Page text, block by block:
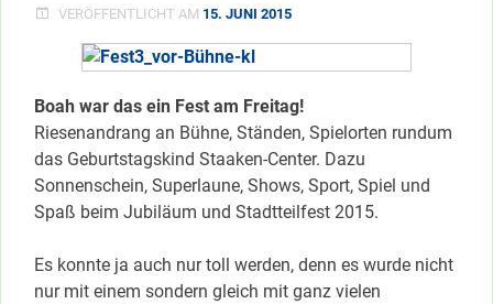
VERÖFFENTLICHT AM 15. JUNI 2015
Boah war das ein Fest am Freitag!
Riesenandrang an Bühne, Ständen, Spielorten rundum
das Geburtstagskind Staaken-Center. Dazu
Sonnenschein, Superlaune, Shows, Sport, Spiel und
Spaß beim Jubiläum und Stadtteilfest 2015.
Es konnte ja auch nur toll werden, denn es wurde nicht
nur mit einem sondern gleich mit ganz vielen